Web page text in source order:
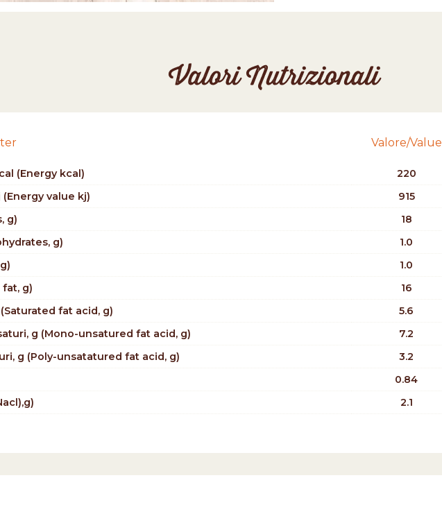
Valori Nutrizionali
Valore/Value
(Energy kcal) 220
value kj)
915
g)
18
g)
1.0
1.0
fat, g)
16
fat acid, g)
5.6
g (Mono-unsatured fat acid, g)
7.2
g (Poly-unsatatured fat acid, g)
3.2
0.84
2.1